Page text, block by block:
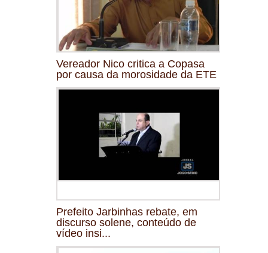
Vereador Nico critica a Copasa
por causa da morosidade da ETE
Prefeito Jarbinhas rebate, em
discurso solene, conteúdo de
vídeo insi...